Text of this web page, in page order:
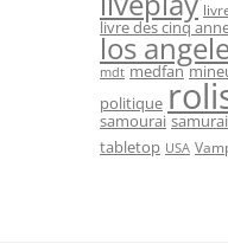
livre des cinq
los
mdt medfan
politique
samourai samurai
tabletop USA